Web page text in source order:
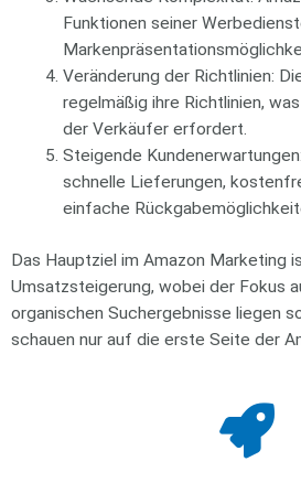
Funktionen seiner
Veränderung der Richtlinien:
regelmäßig ihre Richtlinien,
der Verkäufer erfordert.
Steigende
schnelle Lieferungen,
einfache
Das Hauptziel im Amazon Marketing
Umsatzsteigerung, wobei der Fokus
organischen Suchergebnisse liegen
schauen nur auf die erste Seite der